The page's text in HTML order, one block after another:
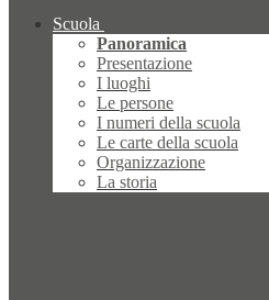
Scuola
Panoramica
Presentazione
I luoghi
Le persone
I numeri della scuola
Le carte della scuola
Organizzazione
La storia